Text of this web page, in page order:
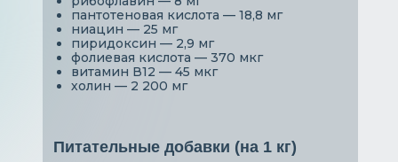
пантотеновая кислота — 18,8 мг
ниацин — 25 мг
пиридоксин — 2,9 мг
фолиевая кислота — 370 мкг
витамин В12 — 45 мкг
холин — 2 200 мг
Питательные добавки (на 1 кг)